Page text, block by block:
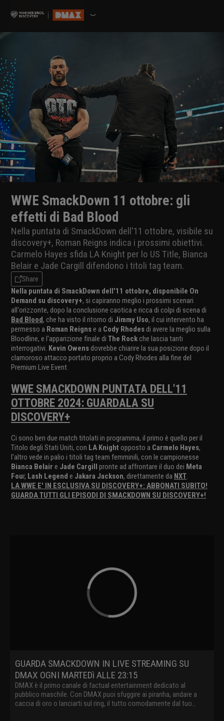
WWE SmackDown 11 ottobre: gli
effetti di Bad Blood
Nella puntata di SmackDown dell'11 ottobre, visibile su
discovery+, Roman Reigns indica i prossimi obiettivi.
Carmelo Hayes sfida LA Knight per lo US Title, Bianca
Belair e Jade Cargill difendono i titoli tag team.
Share
Nella puntata di SmackDown dell'11 ottobre, disponibile On
Demand su discovery+, si capiranno meglio i prossimi scenari
all'orizzonte, dopo la conclusione caotica e ricca di colpi di scena di
Bad Blood, che ha visto il ritorno di Jimmy Uso, il cui intervento ha
permesso a Roman Reignse a Cody Rhodesdi avere la meglio sulla
Bloodline, e l'apparizione finale di The Rockche lascia tanti
interrogativi. Kevin Owensdovrebbe chiarire la sua posizione dopo il
clamoroso attacco portato proprio a Cody Rhodes alla fine del
Premium Live Event.
WWE SMACKDOWN PUNTATA DELL'11
OTTOBRE 2024: GUARDALA SU
DISCOVERY+
Ci sono ben due match titolati in programma, il primo è quello per il
Titolo degli Stati Uniti, con LA Knight opposto a Carmelo Hayes,
l'altro vede in palio i titoli tag team femminili, con le campionesse
Bianca Belair e Jade Cargill pronte ad affrontare il duo dei Meta
Four, Lash Legend e Jakara Jackson, direttamente da NXT.
LA WWE E' IN ESCLUSIVA SU DISCOVERY+: ABBONATI SUBITO!
GUARDA TUTTI GLI EPISODI DI SMACKDOWN SU DISCOVERY+!
GUARDA SMACKDOWN IN LIVE STREAMING SU
DMAX OGNI MARTEDì ALLE 23:15
DMAX è il primo canale di factual entertainment dedicato al
pubblico maschile. Con DMAX puoi sfuggire ai piranha, andare a
caccia di oro o lanciarti sul ring, il tutto comodamente dal tuo